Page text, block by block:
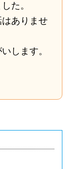
た。
ありませ
します。